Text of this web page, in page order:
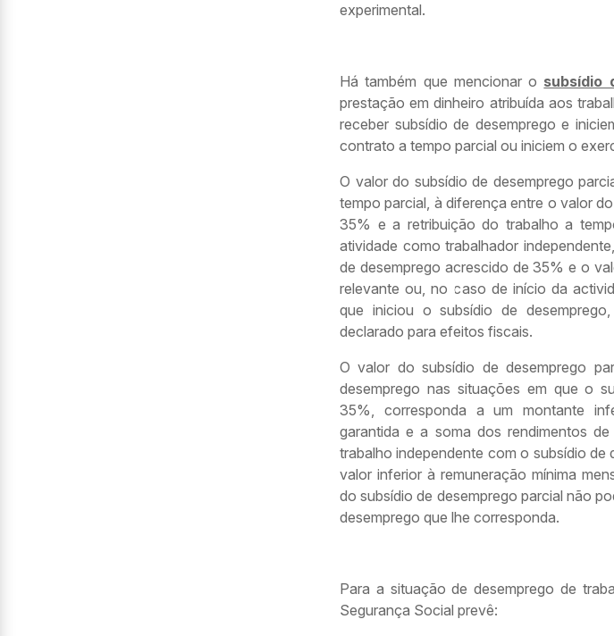
experimental.
Há também que mencionar o subsídio
prestação em dinheiro atribuída aos
receber subsídio de desemprego e
contrato a tempo parcial ou iniciem o
O valor do subsídio de desemprego
tempo parcial, à diferença entre o valor
35% e a retribuição do trabalho a
atividade como trabalhador
de desemprego acrescido de 35% e o
relevante ou, no caso de início da
que iniciou o subsídio de
declarado para efeitos fiscais.
O valor do subsídio de desemprego
desemprego nas situações em que o
35%, corresponda a um montante
garantida e a soma dos rendimentos
trabalho independente com o subsídio de
valor inferior à remuneração mínima
do subsídio de desemprego parcial não
desemprego que lhe corresponda.
Para a situação de desemprego de
Segurança Social prevê: